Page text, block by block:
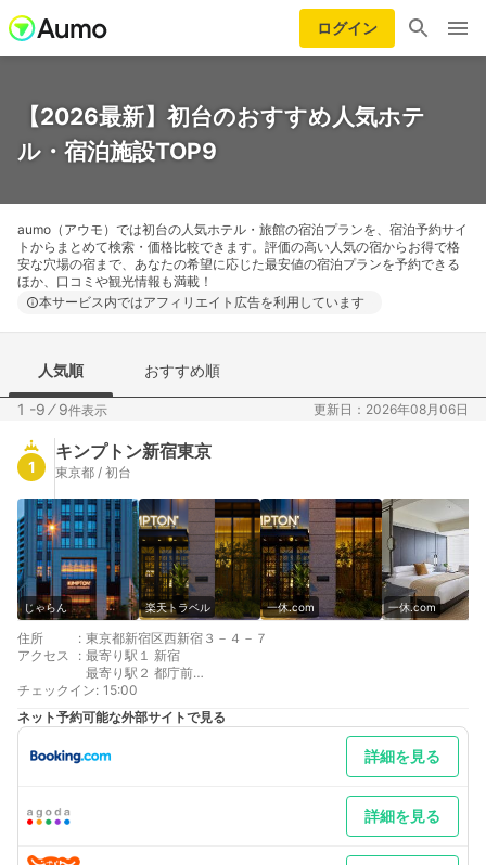
ログイン
【2026最新】初台のおすすめ人気ホテ
ル・宿泊施設TOP9
aumo（アウモ）では初台の人気ホテル・旅館の宿泊プランを、宿泊予約サイ
トからまとめて検索・価格比較できます。評価の高い人気の宿からお得で格
安な穴場の宿まで、あなたの希望に応じた最安値の宿泊プランを予約できる
ほか、口コミや観光情報も満載！
本サービス内ではアフィリエイト広告を利用しています
人気順 おすすめ順
1 -9 ⁄9件表示 更新日：2026年08月06日
1
キンプトン新宿東京
東京都 / 初台
じゃらん 楽天トラベル 一休.com 一休.com
住所 : 東京都新宿区西新宿３－４－７
アクセス
: 最寄り駅１ 新宿
最寄り駅２ 都庁前
補足 車／駐車時間： 24時間（出し入れ自由）駐車場スペー
ス： 制限あり駐車場台数： 40 台 機械式バレーサービス：
なし※駐車場のご予約は承っておりませんのであらかじめご了承
チェックイン: 15:00
ネット予約可能な外部サイトで見る
詳細を見る
詳細を見る